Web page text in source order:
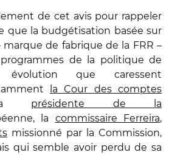
de cet avis pour rappeler
que la budgétisation basée sur
marque de fabrique de la FRR –
de la politique de
évolution que caressent
la Cour des comptes
présidente de la
la commissaire Ferreira,
missionné par la Commission,
qui semble avoir perdu de sa